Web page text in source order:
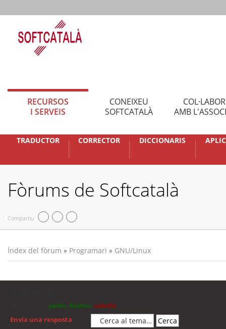
RECURSOS
I SERVEIS
CONEIXEU
SOFTCATALÀ
AMB
TRADUCTOR CORRECTOR DICCIONARIS
Fòrums de Softcatalà
Compartiu
Índex del fòrum » Programari » GNU/Linux
jordis Andreu cubells
Envia una resposta